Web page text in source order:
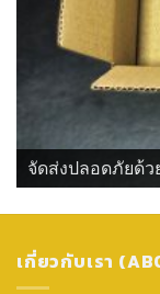
จัดส่งปลอดภัยด้
เกี่ยวกับเรา